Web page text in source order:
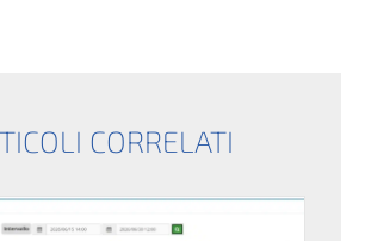
CORRELATI